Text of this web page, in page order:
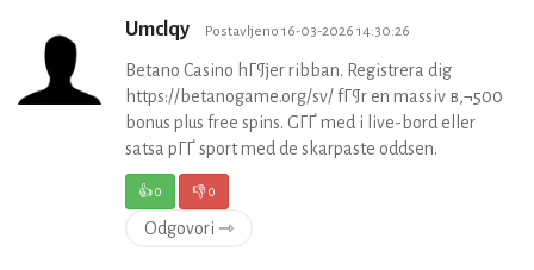
Umclqy Postavljeno 16-03-2026 14:30:26
Betano Casino hГ¶jer ribban. Registrera dig
https://betanogame.org/sv/ fГ¶r en massiv в‚¬500
bonus plus free spins. GГҐ med i live-bord eller
satsa pГҐ sport med de skarpaste oddsen.
👍0 👎0
Odgovori ⇾